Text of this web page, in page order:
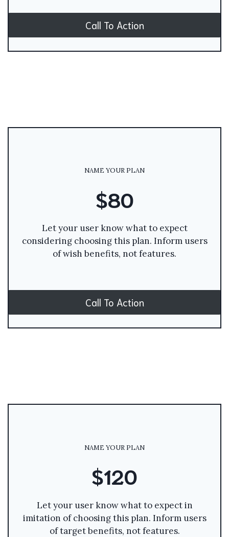
Call To Action
NAME YOUR PLAN
$80
Let your user know what to expect
considering choosing this plan. Inform users
of wish benefits, not features.
Call To Action
NAME YOUR PLAN
$120
Let your user know what to expect in
imitation of choosing this plan. Inform users
of target benefits, not features.